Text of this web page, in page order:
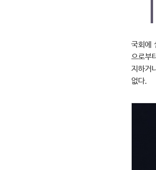
국회에
으로부
지하거
없다.